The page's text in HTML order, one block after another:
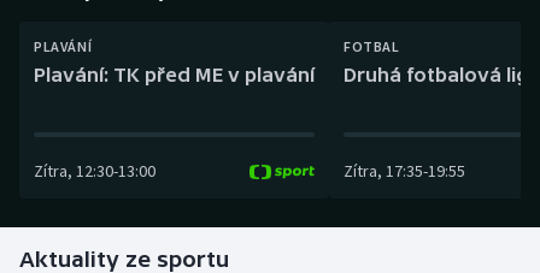
Dostihy
Futsal
PLAVÁNÍ
Plavání: TK před ME v plavání
Zítra, 12:30-13:00
FOTBAL
Druhá fotbalová
Zítra, 17:35-19:55
Aktuality ze sportu